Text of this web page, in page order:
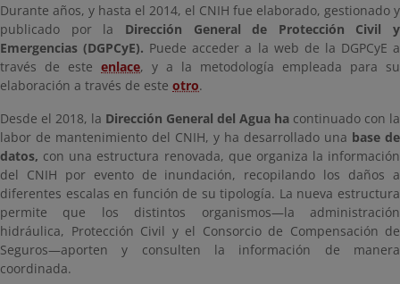
Durante años, y hasta el 2014, el CNIH fue elaborado, gestionado y
publicado por la Dirección General de Protección Civil y
Emergencias (DGPCyE). Puede acceder a la web de la DGPCyE a
través de este enlace, y a la metodología empleada para su
elaboración a través de este otro.
Desde el 2018, la Dirección General del Agua ha continuado con la
labor de mantenimiento del CNIH, y ha desarrollado una base de
datos, con una estructura renovada, que organiza la información
del CNIH por evento de inundación, recopilando los daños a
diferentes escalas en función de su tipología. La nueva estructura
permite que los distintos organismos—la administración
hidráulica, Protección Civil y el Consorcio de Compensación de
Seguros—aporten y consulten la información de manera
coordinada.